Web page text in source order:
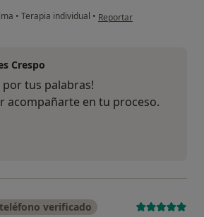
• Terapia individual • en opinión del usuario M
Reportar
Crespo
tus palabras!
acompañarte en tu proceso.
verificado